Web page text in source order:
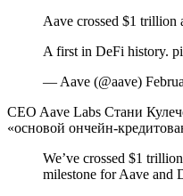
Aave crossed $1 trillion
A first in DeFi history.
— Aave (@aave)
CEO Aave Labs Стани
«основой ончейн-
We’ve crossed $1
milestone for Aave and